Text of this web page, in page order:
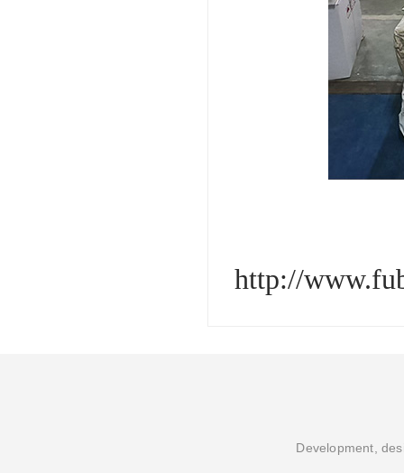
http://
Development,